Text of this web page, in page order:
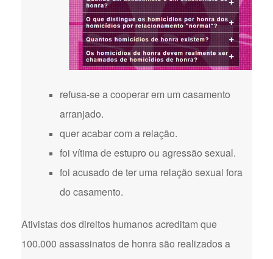
refusa-se a cooperar em um casamento
arranjado.
quer acabar com a relação.
foi vítima de estupro ou agressão sexual.
foi acusado de ter uma relação sexual fora
do casamento.
Ativistas dos direitos humanos acreditam que
100.000 assassinatos de honra são realizados a